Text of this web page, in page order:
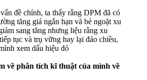
đề chính, ta thấy rằng DPM đã có
tăng giá ngắn hạn và bẻ ngoặt xu
sang tăng nhưng liệu rằng xu
tục và trụ vững hay lại đảo chiều,
xem dấu hiệu đó
về phân tích kĩ thuật của mình về